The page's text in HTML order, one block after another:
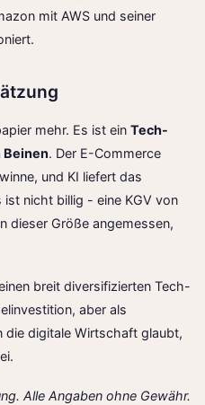
mit AWS und seiner
mehr. Es ist ein Tech-
Beinen. Der E-Commerce
und KI liefert das
nicht billig - eine KGV von
dieser Größe angemessen,
breit diversifizierten Tech-
aber als
die digitale Wirtschaft glaubt,
Alle Angaben ohne Gewähr.